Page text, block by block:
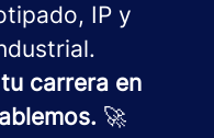
IP y
carrera en
🚀